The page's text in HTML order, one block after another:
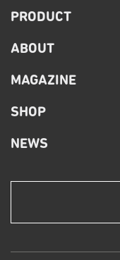
PRODUCT
ABOUT
MAGAZINE
SHOP
NEWS